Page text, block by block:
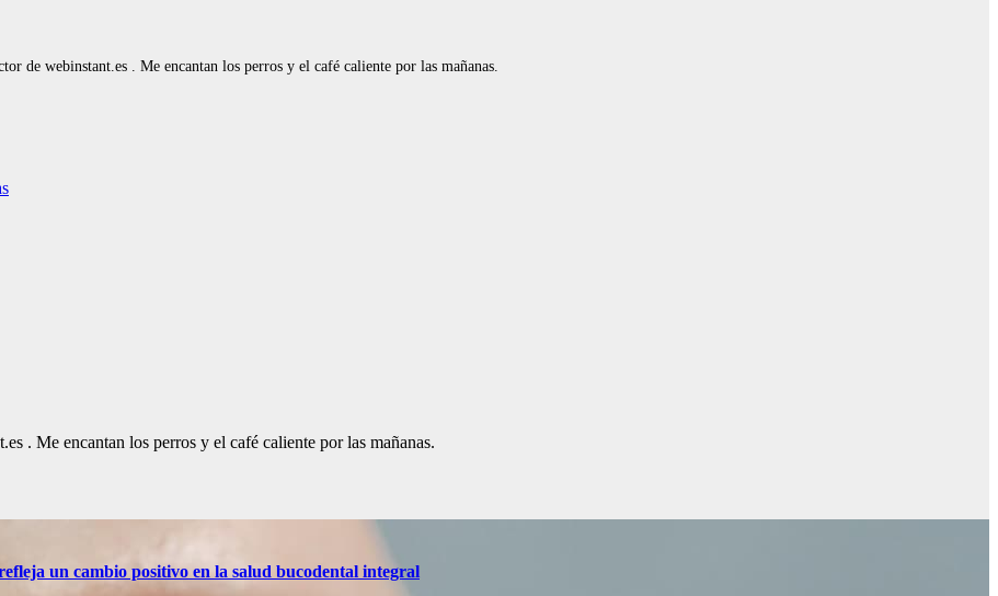
de webinstant.es . Me encantan los perros y el café caliente por las mañanas.
. Me encantan los perros y el café caliente por las mañanas.
un cambio positivo en la salud bucodental integral